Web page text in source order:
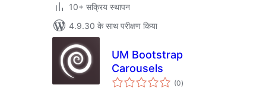
10+ सक्रिय स्थापन
4.9.30 के साथ परीक्षण किया
UM Bootstrap
Carousels
(0कुल
दर)